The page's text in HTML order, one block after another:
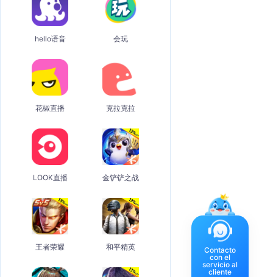
hello语音 会玩
花椒直播 克拉克拉
LOOK直播 金铲铲之战
王者荣耀 和平精英
Contacto
con el
servicio al
cliente